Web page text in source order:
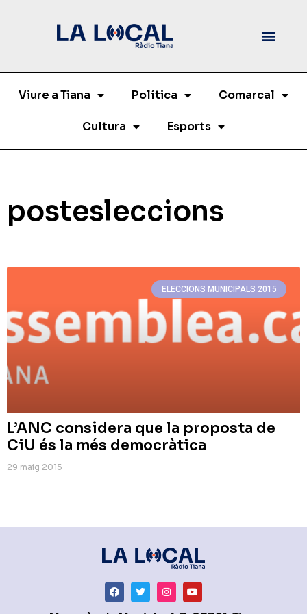
Viure a Tiana Política Comarcal
Cultura Esports
postesleccions
ELECCIONS MUNICIPALS 2015
L’ANC considera que la proposta de
CiU és la més democràtica
29 maig 2015